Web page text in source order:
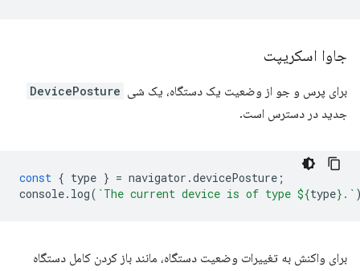
جاوا اسکریپت
برای پرس و جو از وضعیت یک دستگاه، یک شی DevicePosture
جدید در دسترس است.
const { type } = navigator .devicePosture ;
console. log( `The current device is of type ${type} .`
برای واکنش به تغییرات وضعیت دستگاه، مانند باز کردن کامل دستگاه